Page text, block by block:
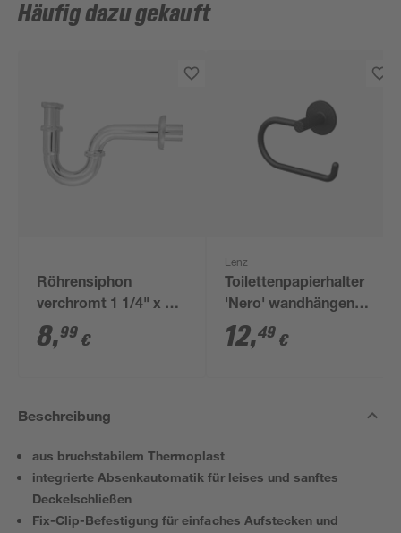
Häufig dazu gekauft
Röhrensiphon
verchromt 1 1/4" x 32
mm
8,99 €
Lenz
Toilettenpapierhalter
'Nero' wandhängend
schwarz
12,49 €
Beschreibung
aus bruchstabilem Thermoplast
integrierte Absenkautomatik für leises und sanftes
Deckelschließen
Fix-Clip-Befestigung für einfaches Aufstecken und